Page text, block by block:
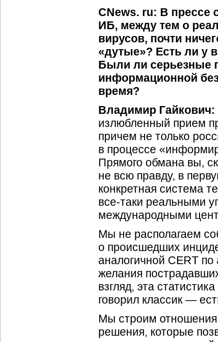
CNews. ru: В прессе
ИБ, между тем о
вирусов, почти
«дутые»? Есть ли у
Были ли серьезные
информационной
время?
Владимир Гайкович:
излюбленный прием
причем не только
в процессе
Прямого обмана вы,
не всю правду, в
конкретная система
все-таки реальными
международными
Мы не располагаем
о происшедших
аналогичной CERT по
желания
взгляд, эта
говорил классик —
Мы строим
решения, которые